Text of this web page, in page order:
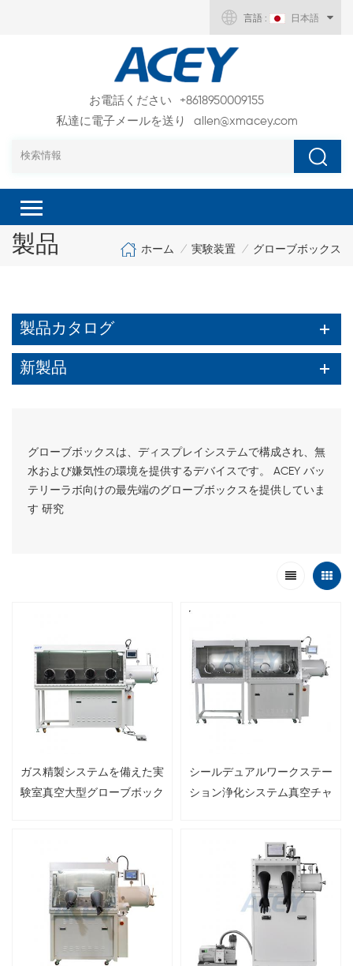
言語 : 日本語
お電話ください
+8618950009155
私達に電子メールを送り
allen@xmacey.com
製品 ホーム / 実験装置 / グローブボックス
製品カタログ
新製品
グローブボックスは、ディスプレイシステムで構成され、無
水および嫌気性の環境を提供するデバイスです。 ACEY バッ
テリーラボ向けの最先端のグローブボックスを提供していま
す 研究
ガス精製システムを備えた実
験室真空大型グローブボック
シールデュアルワークステー
ション浄化システム真空チャ
1ppm